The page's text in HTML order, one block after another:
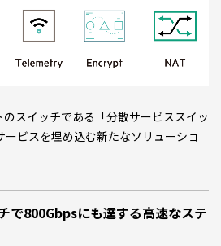
スイッチである「分散サービススイッ
ビスを埋め込む新たなソリューショ
で800Gbpsにも達する高速なステ